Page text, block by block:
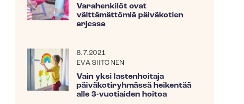
Varahenkilöt ovat
välttämättömiä päiväkotien
arjessa
8.7.2021
EVA SIITONEN
Vain yksi lastenhoitaja
päiväkotiryhmässä heikentää
alle 3-vuotiaiden hoitoa